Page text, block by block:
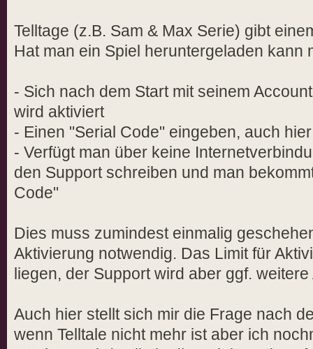
Telltage (z.B. Sam & Max Serie) gibt
Hat man ein Spiel heruntergeladen kann
- Sich nach dem Start mit seinem
wird aktiviert
- Einen "Serial Code" eingeben, auch
- Verfügt man über keine
den Support schreiben und man
Code"
Dies muss zumindest einmalig
Aktivierung notwendig. Das Limit für
liegen, der Support wird aber ggf.
Auch hier stellt sich mir die Frage nach
wenn Telltale nicht mehr ist aber ich